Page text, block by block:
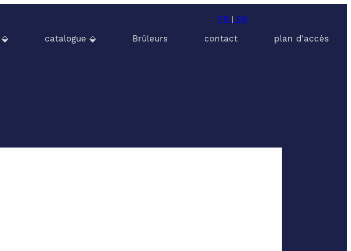
FR | GB
⬙ catalogue ⬙ Brûleurs contact plan d'accès